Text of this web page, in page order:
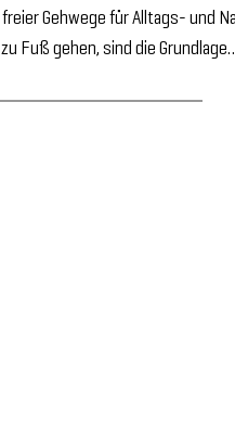
Gehwege für Alltags- und
Fuß gehen, sind die